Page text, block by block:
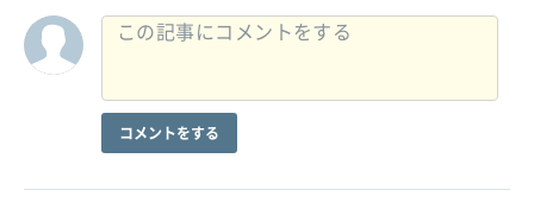
コメントをする